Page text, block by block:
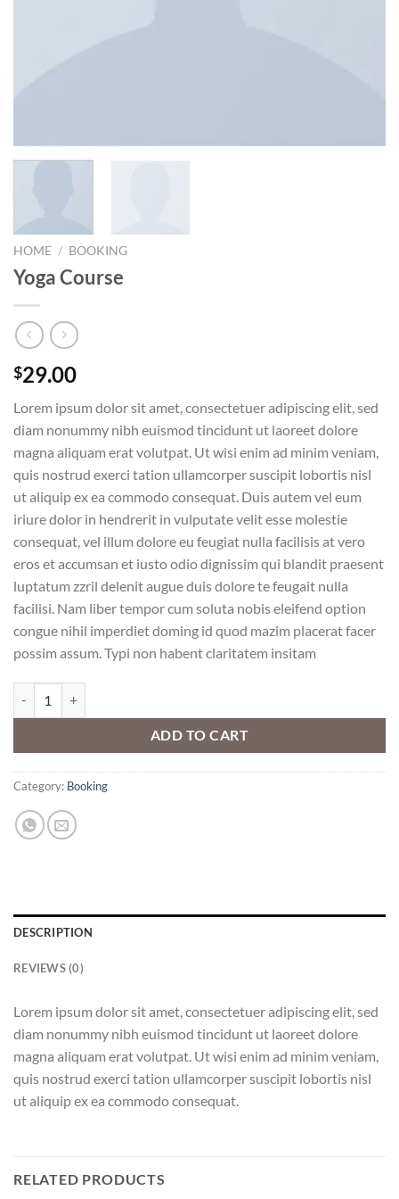
HOME / BOOKING
Yoga Course
$29.00
Lorem ipsum dolor sit amet, consectetuer adipiscing elit, sed
diam nonummy nibh euismod tincidunt ut laoreet dolore
magna aliquam erat volutpat. Ut wisi enim ad minim veniam,
quis nostrud exerci tation ullamcorper suscipit lobortis nisl
ut aliquip ex ea commodo consequat. Duis autem vel eum
iriure dolor in hendrerit in vulputate velit esse molestie
consequat, vel illum dolore eu feugiat nulla facilisis at vero
eros et accumsan et iusto odio dignissim qui blandit praesent
luptatum zzril delenit augue duis dolore te feugait nulla
facilisi. Nam liber tempor cum soluta nobis eleifend option
congue nihil imperdiet doming id quod mazim placerat facer
possim assum. Typi non habent claritatem insitam
ADD TO CART
Category: Booking
DESCRIPTION
REVIEWS (0)
Lorem ipsum dolor sit amet, consectetuer adipiscing elit, sed
diam nonummy nibh euismod tincidunt ut laoreet dolore
magna aliquam erat volutpat. Ut wisi enim ad minim veniam,
quis nostrud exerci tation ullamcorper suscipit lobortis nisl
ut aliquip ex ea commodo consequat.
RELATED PRODUCTS